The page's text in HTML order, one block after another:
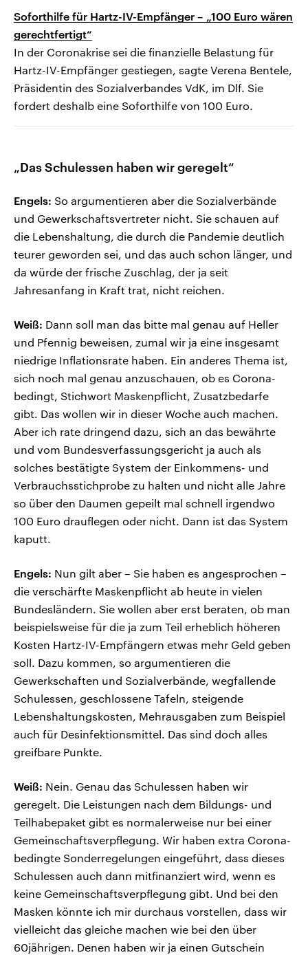
Soforthilfe für Hartz-IV-Empfänger – „100 Euro wären
gerechtfertigt“
In der Coronakrise sei die finanzielle Belastung für
Hartz-IV-Empfänger gestiegen, sagte Verena Bentele,
Präsidentin des Sozialverbandes VdK, im Dlf. Sie
fordert deshalb eine Soforthilfe von 100 Euro.
„Das Schulessen haben wir geregelt“
Engels: So argumentieren aber die Sozialverbände
und Gewerkschaftsvertreter nicht. Sie schauen auf
die Lebenshaltung, die durch die Pandemie deutlich
teurer geworden sei, und das auch schon länger, und
da würde der frische Zuschlag, der ja seit
Jahresanfang in Kraft trat, nicht reichen.
Weiß: Dann soll man das bitte mal genau auf Heller
und Pfennig beweisen, zumal wir ja eine insgesamt
niedrige Inflationsrate haben. Ein anderes Thema ist,
sich noch mal genau anzuschauen, ob es Corona-
bedingt, Stichwort Maskenpflicht, Zusatzbedarfe
gibt. Das wollen wir in dieser Woche auch machen.
Aber ich rate dringend dazu, sich an das bewährte
und vom Bundesverfassungsgericht ja auch als
solches bestätigte System der Einkommens- und
Verbrauchsstichprobe zu halten und nicht alle Jahre
so über den Daumen gepeilt mal schnell irgendwo
100 Euro drauflegen oder nicht. Dann ist das System
kaputt.
Engels: Nun gilt aber – Sie haben es angesprochen –
die verschärfte Maskenpflicht ab heute in vielen
Bundesländern. Sie wollen aber erst beraten, ob man
beispielsweise für die ja zum Teil erheblich höheren
Kosten Hartz-IV-Empfängern etwas mehr Geld geben
soll. Dazu kommen, so argumentieren die
Gewerkschaften und Sozialverbände, wegfallende
Schulessen, geschlossene Tafeln, steigende
Lebenshaltungskosten, Mehrausgaben zum Beispiel
auch für Desinfektionsmittel. Das sind doch alles
greifbare Punkte.
Weiß: Nein. Genau das Schulessen haben wir
geregelt. Die Leistungen nach dem Bildungs- und
Teilhabepaket gibt es normalerweise nur bei einer
Gemeinschaftsverpflegung. Wir haben extra Corona-
bedingte Sonderregelungen eingeführt, dass dieses
Schulessen auch dann mitfinanziert wird, wenn es
keine Gemeinschaftsverpflegung gibt. Und bei den
Masken könnte ich mir durchaus vorstellen, dass wir
vielleicht das gleiche machen wie bei den über
60jährigen. Denen haben wir ja einen Gutschein